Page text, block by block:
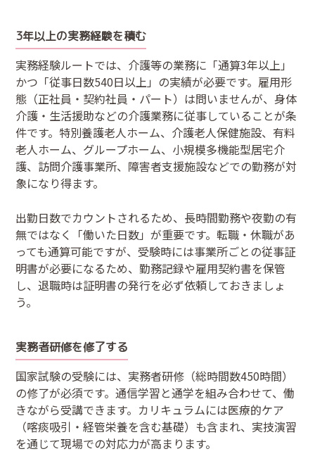
3年以上の実務経験を積む
実務経験ルートでは、介護等の業務に「通算3年以上」
かつ「従事日数540日以上」の実績が必要です。雇用形
態（正社員・契約社員・パート）は問いませんが、身体
介護・生活援助などの介護業務に従事していることが条
件です。特別養護老人ホーム、介護老人保健施設、有料
老人ホーム、グループホーム、小規模多機能型居宅介
護、訪問介護事業所、障害者支援施設などでの勤務が対
象になり得ます。
出勤日数でカウントされるため、長時間勤務や夜勤の有
無ではなく「働いた日数」が重要です。転職・休職があ
っても通算可能ですが、受験時には事業所ごとの従事証
明書が必要になるため、勤務記録や雇用契約書を保管
し、退職時は証明書の発行を必ず依頼しておきましょ
う。
実務者研修を修了する
国家試験の受験には、実務者研修（総時間数450時間）
の修了が必須です。通信学習と通学を組み合わせて、働
きながら受講できます。カリキュラムには医療的ケア
（喀痰吸引・経管栄養を含む基礎）も含まれ、実技演習
を通じて現場での対応力が高まります。